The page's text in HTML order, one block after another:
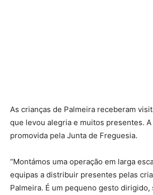
As crianças de Palmeira receberam
que levou alegria e muitos presentes.
promovida pela Junta de Freguesia.
“Montámos uma operação em larga
equipas a distribuir presentes pelas
Palmeira. É um pequeno gesto dirigido,